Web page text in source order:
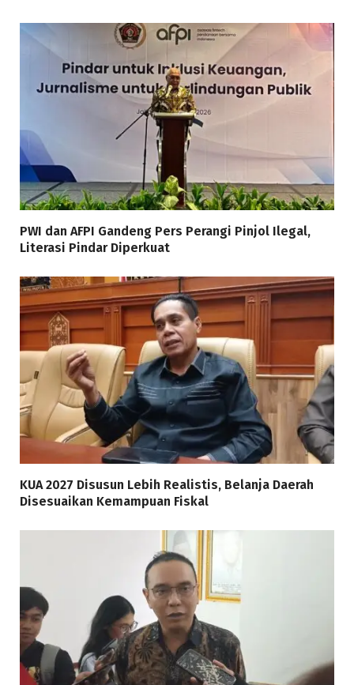
PWI dan AFPI Gandeng Pers Perangi Pinjol Ilegal,
Literasi Pindar Diperkuat
KUA 2027 Disusun Lebih Realistis, Belanja Daerah
Disesuaikan Kemampuan Fiskal